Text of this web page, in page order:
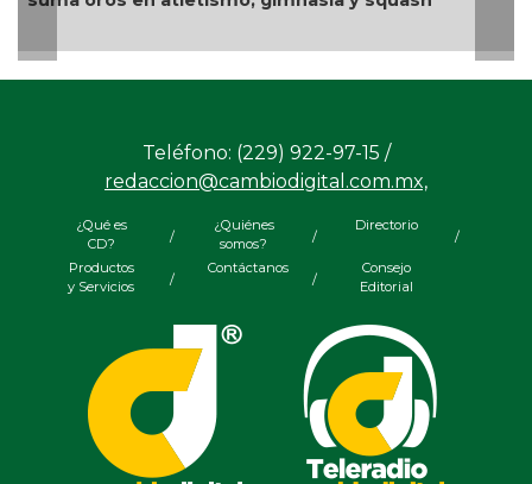
Teléfono: (229) 922-97-15 /
redaccion@cambiodigital.com.mx,
¿Qué es
CD?
/
¿Quiénes
somos?
/
Directorio
/
Productos
y Servicios
/
Contáctanos
/
Consejo
Editorial